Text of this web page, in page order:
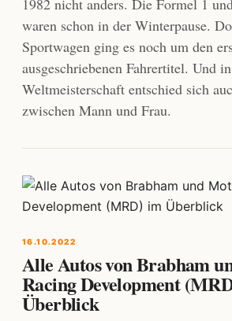
1982 nicht anders. Die Formel 1
waren schon in der Winterpause.
Sportwagen ging es noch um den
ausgeschriebenen Fahrertitel. Und
Weltmeisterschaft entschied sich
zwischen Mann und Frau.
16.10.2022
Alle Autos von Brabham
Racing Development
Überblick